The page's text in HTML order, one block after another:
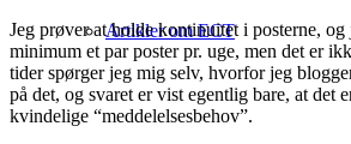
Artikler om ECT
Jeg prøver at holde kontinuitet i posterne,
minimum et par poster pr. uge, men det er
tider spørger jeg mig selv, hvorfor jeg
på det, og svaret er vist egentlig bare, at det
kvindelige “meddelelsesbehov”.